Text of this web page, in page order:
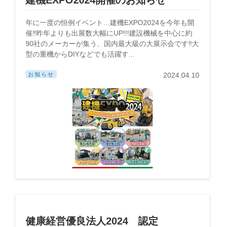
年に一度の恒例イベント…建機EXPO2024を今年も開
催‼昨年よりも出展数大幅にUP!!!建設機械を中心に約
90社のメーカーが集う、国内最大級の大展示会です‼大
型の重機からDIYなどでも活躍す...
お知らせ 2024.04.10
健康経営優良法人2024 認定